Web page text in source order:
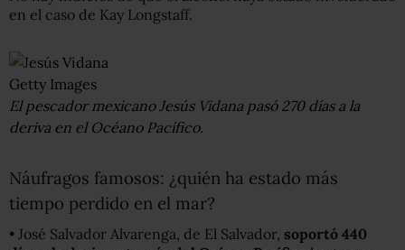
en el caso de Kay Longstaff.
Getty Images
El pescador mexicano Jesús Vidana pasó 270 días a la
deriva en el Océano Pacífico.
Náufragos famosos: ¿quién ha estado más
tiempo perdido en el mar?
• José Salvador Alvarenga, de El Salvador, soportó 440